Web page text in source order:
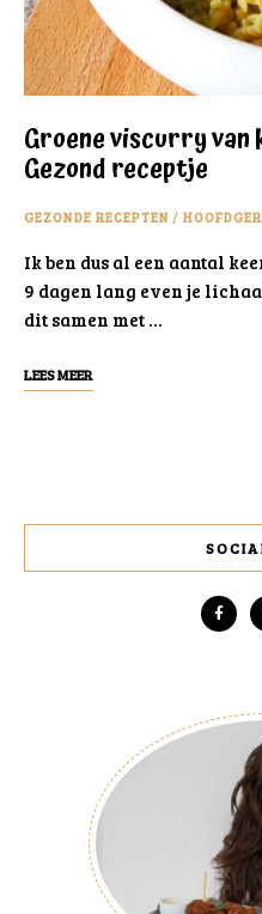
Groene viscurry van
Gezond receptje
GEZONDE RECEPTEN /
Ik ben dus al een aantal
9 dagen lang even je
dit samen met …
LEES MEER